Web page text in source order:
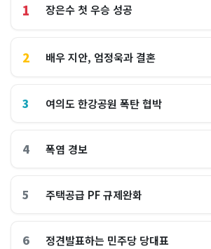
1 장은수 첫 우승 성공
2 배우 지안, 엄정욱과 결혼
3 여의도 한강공원 폭탄 협박
4 폭염 경보
5 주택공급 PF 규제완화
6 정견발표하는 민주당 당대표